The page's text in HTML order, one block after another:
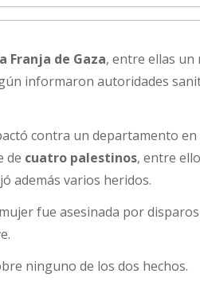
Franja de Gaza, entre ellas un
informaron autoridades
contra un departamento en
de cuatro palestinos, entre
además varios heridos.
fue asesinada por
ninguno de los dos hechos.